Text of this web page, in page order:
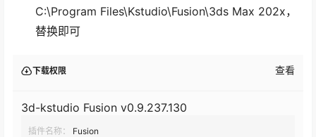
C:\Program Files\Kstudio\Fusion\3ds Max 202x，
替换即可
下载权限 查看
3d-kstudio Fusion v0.9.237.130
插件名称：
Fusion